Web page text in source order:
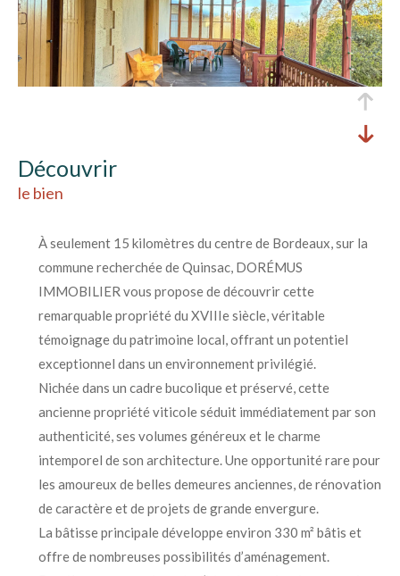
découvrir
le bien
À seulement 15 kilomètres du centre de Bordeaux, sur la
commune recherchée de Quinsac, DORÉMUS
IMMOBILIER vous propose de découvrir cette
remarquable propriété du XVIIIe siècle, véritable
témoignage du patrimoine local, offrant un potentiel
exceptionnel dans un environnement privilégié.
Nichée dans un cadre bucolique et préservé, cette
ancienne propriété viticole séduit immédiatement par son
authenticité, ses volumes généreux et le charme
intemporel de son architecture. Une opportunité rare pour
les amoureux de belles demeures anciennes, de rénovation
de caractère et de projets de grande envergure.
La bâtisse principale développe environ 330 m² bâtis et
offre de nombreuses possibilités d’aménagement.